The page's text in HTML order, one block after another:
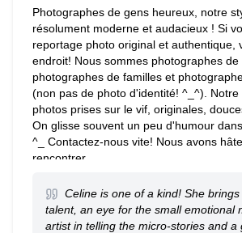
Photographes de gens heureux, notre
résolument moderne et audacieux ! Si
reportage photo original et authentique,
endroit! Nous sommes photographes de
photographes de familles et
(non pas de photo d'identité! ^_^). Notre
photos prises sur le vif, originales,
On glisse souvent un peu d'humour
^_ Contactez-nous vite! Nous avons
rencontrer.
Celine is one of a kind! She
talent, an eye for the small emotional
artist in telling the micro-stories and a